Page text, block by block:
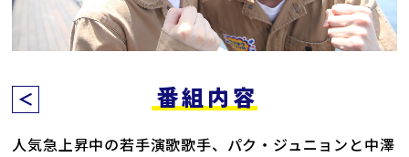
番組内容
人気急上昇中の若手演歌歌手、パク・ジュニョンと中澤